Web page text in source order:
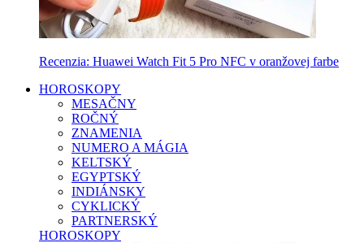
Recenzia: Huawei Watch Fit 5 Pro NFC v oranžovej farbe
HOROSKOPY
MESAČNY
ROČNÝ
ZNAMENIA
NUMERO A MÁGIA
KELTSKÝ
EGYPTSKÝ
INDIÁNSKY
CYKLICKÝ
PARTNERSKÝ
HOROSKOPY